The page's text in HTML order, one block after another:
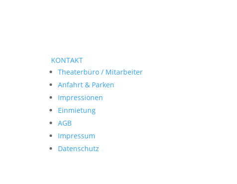
KONTAKT
Theaterbüro / Mitarbeiter
Anfahrt & Parken
Impressionen
Einmietung
AGB
Impressum
Datenschutz